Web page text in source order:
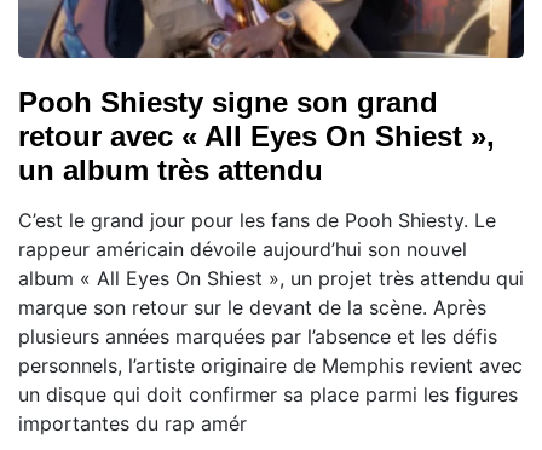
Pooh Shiesty signe son grand
retour avec « All Eyes On Shiest »,
un album très attendu
C’est le grand jour pour les fans de Pooh Shiesty. Le
rappeur américain dévoile aujourd’hui son nouvel
album « All Eyes On Shiest », un projet très attendu qui
marque son retour sur le devant de la scène. Après
plusieurs années marquées par l’absence et les défis
personnels, l’artiste originaire de Memphis revient avec
un disque qui doit confirmer sa place parmi les figures
importantes du rap amér